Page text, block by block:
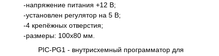
-напряжение питания +12 В;
-установлен регулятор на 5 В;
-4 крепёжных отверстия;
-размеры: 100x80 мм.
PIC-PG1 - внутрисхемный программатор для